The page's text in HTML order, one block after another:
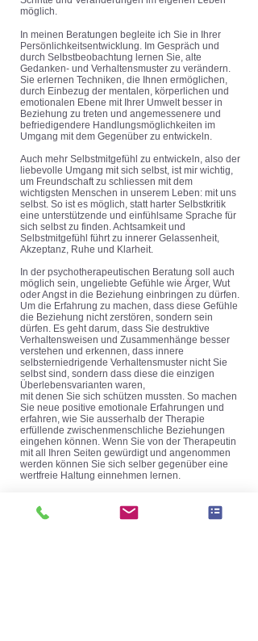
möglich.
In meinen Beratungen begleite ich Sie in Ihrer
Persönlichkeitsentwicklung. Im Gespräch und
durch Selbstbeobachtung lernen Sie, alte
Gedanken- und Verhaltensmuster zu verändern.
Sie erlernen Techniken, die Ihnen ermöglichen,
durch Einbezug der mentalen, körperlichen und
emotionalen Ebene mit Ihrer Umwelt besser in
Beziehung zu treten und angemessenere und
befriedigendere Handlungsmöglichkeiten im
Umgang mit dem Gegenüber zu entwickeln.
Auch mehr Selbstmitgefühl zu entwickeln, also der
liebevolle Umgang mit sich selbst, ist mir wichtig,
um Freundschaft zu schliessen mit dem
wichtigsten Menschen in unserem Leben: mit uns
selbst. So ist es möglich, statt harter Selbstkritik
eine unterstützende und einfühlsame Sprache für
sich selbst zu finden. Achtsamkeit und
Selbstmitgefühl führt zu innerer Gelassenheit,
Akzeptanz, Ruhe und Klarheit.
In der psychotherapeutischen Beratung soll auch
möglich sein, ungeliebte Gefühle wie Ärger, Wut
oder Angst in die Beziehung einbringen zu dürfen.
Um die Erfahrung zu machen, dass diese Gefühle
die Beziehung nicht zerstören, sondern sein
dürfen. Es geht darum, dass Sie destruktive
Verhaltensweisen und Zusammenhänge besser
verstehen und erkennen, dass innere
selbsterniedrigende Verhaltensmuster nicht Sie
selbst sind, sondern dass diese die einzigen
Überlebensvarianten waren,
mit denen Sie sich schützen mussten. So machen
Sie neue positive emotionale Erfahrungen und
erfahren, wie Sie ausserhalb der Therapie
erfüllende zwischenmenschliche Beziehungen
eingehen können. Wenn Sie von der Therapeutin
mit all Ihren Seiten gewürdigt und angenommen
werden können Sie sich selber gegenüber eine
wertfreie Haltung einnehmen lernen.
Raum zu schaffen, in dem Sie sich selbst
begegnen können. So befreien Sie sich aus alten